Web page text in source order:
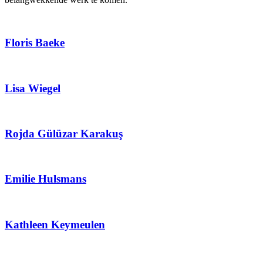
Floris Baeke
Lisa Wiegel
Rojda Gülüzar Karakuş
Emilie Hulsmans
Kathleen Keymeulen